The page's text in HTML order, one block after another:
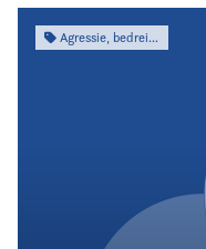
Agressie, bedreiging & intimidatie